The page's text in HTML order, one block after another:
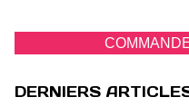
DERNIERS